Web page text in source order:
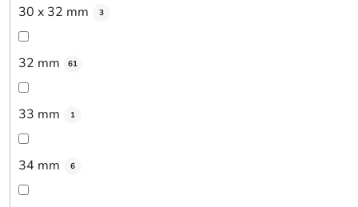
30 x 32 mm 3
32 mm 61
33 mm 1
34 mm 6